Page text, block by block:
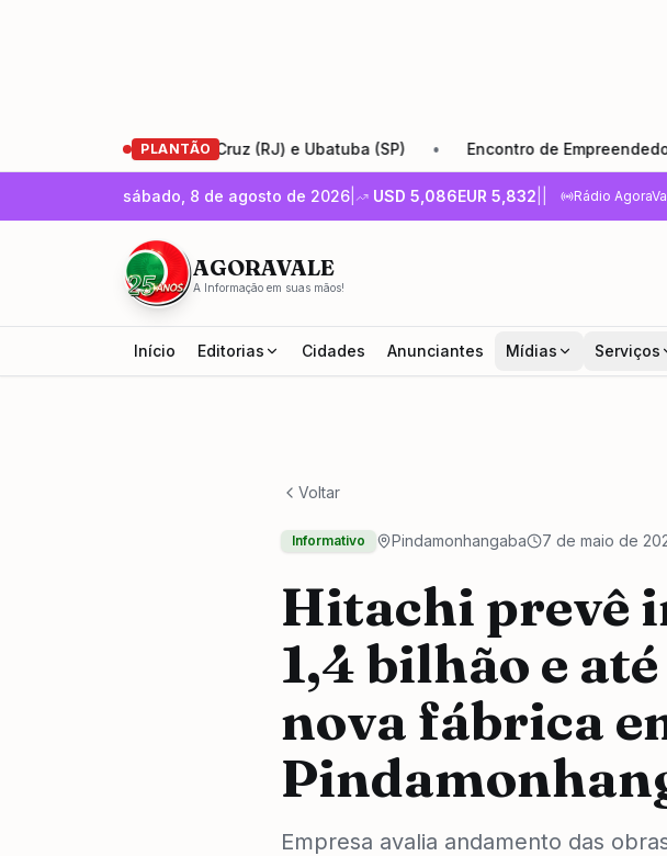
PLANTÃO
Santa Cruz (RJ) e Ubatuba (SP) • Encontro de Empreendedores –
sábado, 8 de agosto de 2026 USD 5,086EUR 5,832 Rádio
AGORAVALE
A Informação em suas mãos!
Início Editorias Cidades Anunciantes Mídias Serviços
Voltar
Informativo Pindamonhangaba 7 de maio de
Hitachi prevê
1,4 bilhão e
nova fábrica
Empresa avalia andamento das